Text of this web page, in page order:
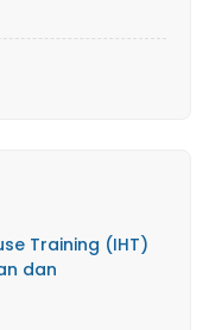
Training (IHT)
dan